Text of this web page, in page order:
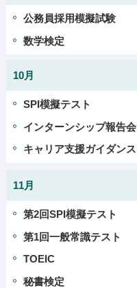
公務員採用模擬試験
数学検定
10月
SPI模擬テスト
インターンシップ報告会
キャリア支援ガイダンス
11月
第2回SPI模擬テスト
第1回一般常識テスト
TOEIC
秘書検定